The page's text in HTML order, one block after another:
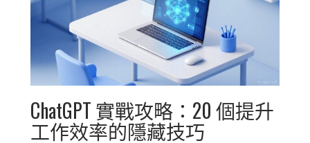
ChatGPT 實戰攻略：20 個提升
工作效率的隱藏技巧